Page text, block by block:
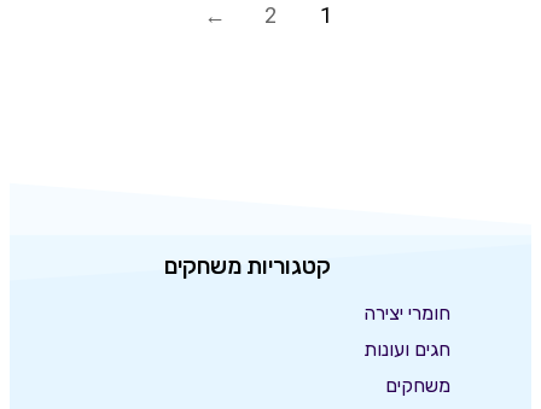
1
2
קטגוריות משחקים
חומרי יצירה
חגים ועונות
משחקים